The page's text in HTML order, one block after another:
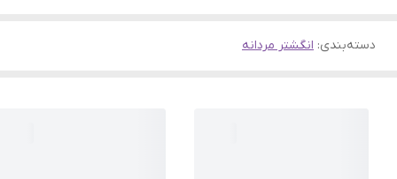
دسته‌بندی: انگشتر مردانه